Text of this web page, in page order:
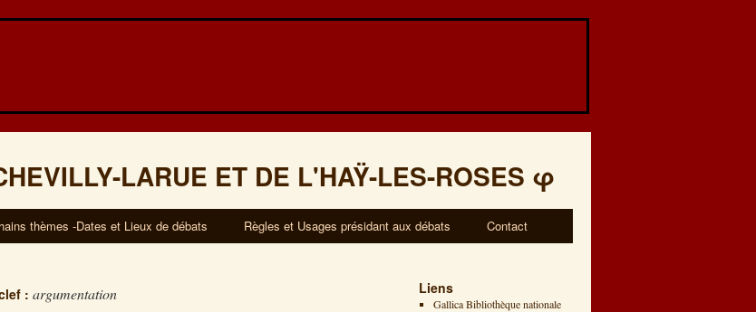
LARUE ET DE L'HAŸ-LES-ROSES φ
thèmes -Dates et Lieux de débats Règles et Usages présidant aux débats Contact
: argumentation Liens
Gallica Bibliothèque nationale